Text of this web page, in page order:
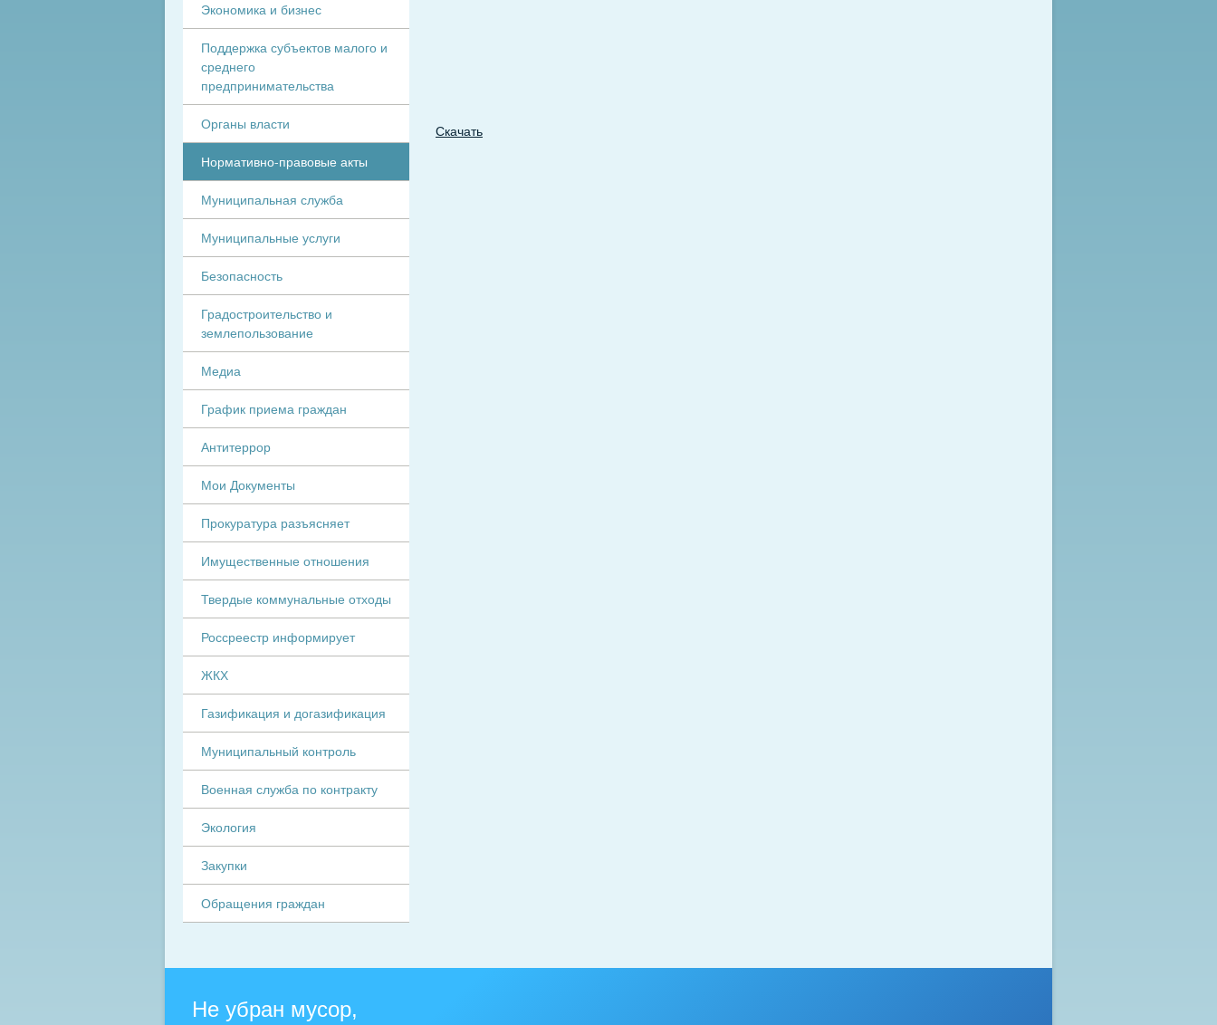
Скачать
Экономика и бизнес
Поддержка субъектов малого и
среднего
предпринимательства
Органы власти
Нормативно-правовые акты
Муниципальная служба
Муниципальные услуги
Безопасность
Градостроительство и
землепользование
Медиа
График приема граждан
Антитеррор
Мои Документы
Прокуратура разъясняет
Имущественные отношения
Твердые коммунальные отходы
Россреестр информирует
ЖКХ
Газификация и догазификация
Муниципальный контроль
Военная служба по контракту
Экология
Закупки
Обращения граждан
Не убран мусор,